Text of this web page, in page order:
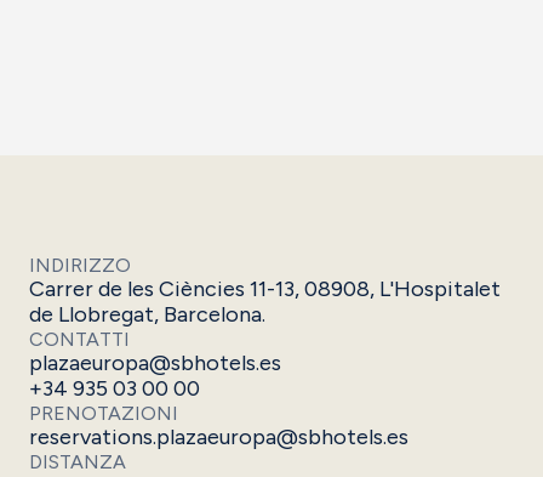
INDIRIZZO
Carrer de les Ciències 11-13, 08908, L'Hospitalet
de Llobregat, Barcelona.
CONTATTI
plazaeuropa@sbhotels.es
+34 935 03 00 00
PRENOTAZIONI
reservations.plazaeuropa@sbhotels.es
DISTANZA